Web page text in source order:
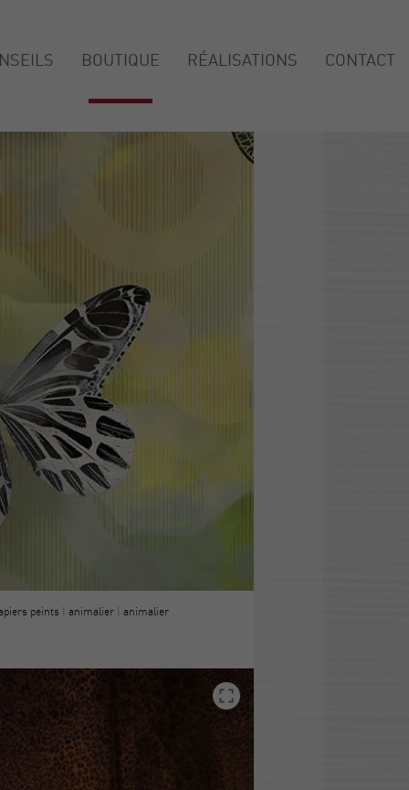
BOUTIQUE RÉALISATIONS CONTACT
peints animalier| animalier